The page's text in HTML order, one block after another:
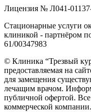
Лицензия № Л041-
Стационарные услуги
клиникой - партнёром
61/00347983
© Клиника “Трезвый
предоставляемая на
для замещения
лечащим врачом.
публичной офертой.
коммерческой